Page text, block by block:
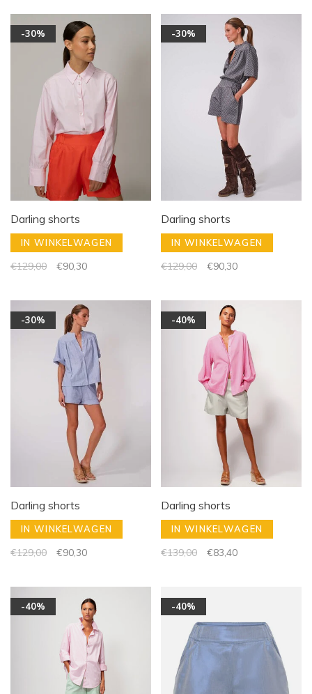
-30%
Darling shorts
IN WINKELWAGEN
€129,00 €90,30
-30%
Darling shorts
IN WINKELWAGEN
€129,00 €90,30
-30%
Darling shorts
IN WINKELWAGEN
€129,00 €90,30
-40%
Darling shorts
IN WINKELWAGEN
€139,00 €83,40
-40% -40%